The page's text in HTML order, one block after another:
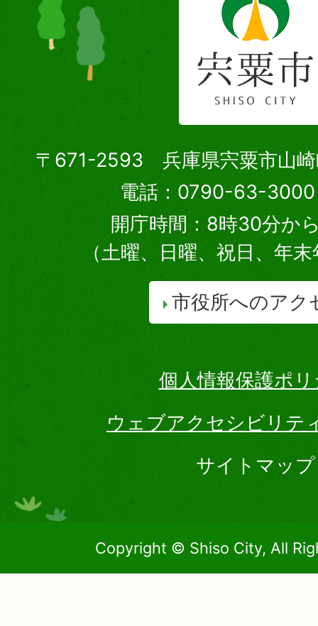
〒671-2593 兵庫県宍粟市山崎
電話：0790-63-3000
開庁時間：8時30分か
（土曜、日曜、祝日、年
市役所へのアク
個人情報保護ポ
ウェブアクセシビリテ
サイトマップ
Copyright © Shiso City, All